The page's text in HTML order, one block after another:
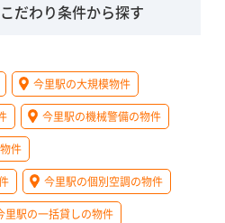
だわり条件から探す
今里駅の大規模物件
今里駅の機械警備の物件
件
今里駅の個別空調の物件
里駅の一括貸しの物件